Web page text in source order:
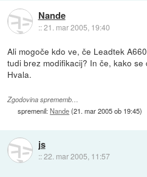
Nande
::21. mar 2005, 19:40
Ali mogoče kdo ve, če Leadtek
tudi brez modifikacij? In če, kako
Hvala.
Zgodovina sprememb…
spremenil:Nande(21. mar 2005 ob 19:45)
js
::22. mar 2005, 11:57